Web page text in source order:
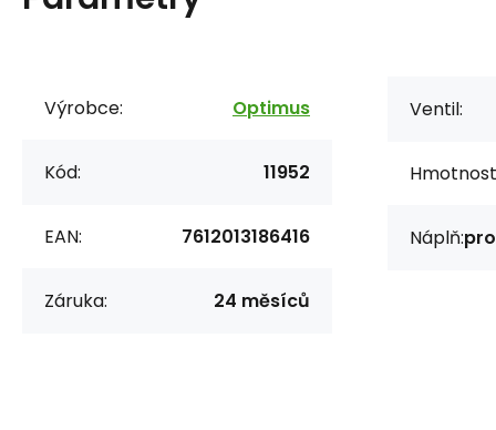
Výrobce: Optimus
Kód: 11952
EAN: 7612013186416
Záruka: 24 měsíců
Ventil:
Náplň: